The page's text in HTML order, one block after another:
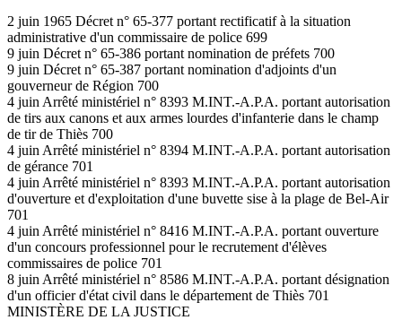
2 juin 1965 Décret n° 65-377 portant rectificatif à la situation
administrative d'un commissaire de police 699
9 juin Décret n° 65-386 portant nomination de préfets 700
9 juin Décret n° 65-387 portant nomination d'adjoints d'un
gouverneur de Région 700
4 juin Arrêté ministériel n° 8393 M.INT.-A.P.A. portant autorisation
de tirs aux canons et aux armes lourdes d'infanterie dans le champ
de tir de Thiès 700
4 juin Arrêté ministériel n° 8394 M.INT.-A.P.A. portant autorisation
de gérance 701
4 juin Arrêté ministériel n° 8393 M.INT.-A.P.A. portant autorisation
d'ouverture et d'exploitation d'une buvette sise à la plage de Bel-Air
701
4 juin Arrêté ministériel n° 8416 M.INT.-A.P.A. portant ouverture
d'un concours professionnel pour le recrutement d'élèves
commissaires de police 701
8 juin Arrêté ministériel n° 8586 M.INT.-A.P.A. portant désignation
d'un officier d'état civil dans le département de Thiès 701
MINISTÈRE DE LA JUSTICE